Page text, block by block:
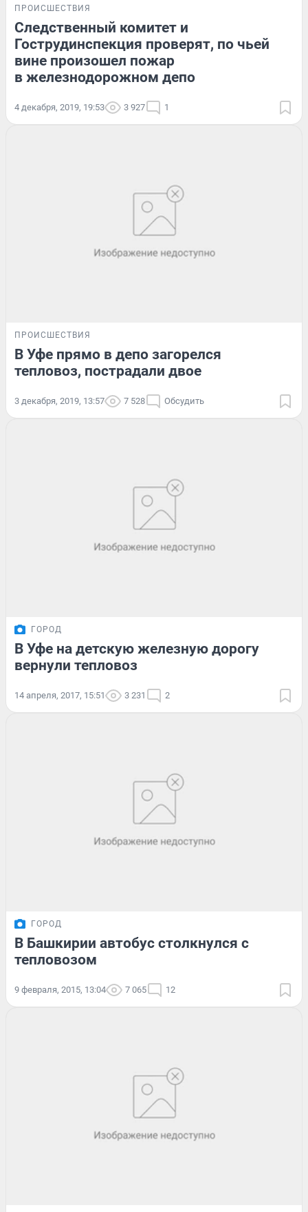
ПРОИСШЕСТВИЯ
Следственный комитет и
Гоcтрудинспекция проверят, по чьей
вине произошел пожар
в железнодорожном депо
4 декабря, 2019, 19:53 3 927 1
ПРОИСШЕСТВИЯ
В Уфе прямо в депо загорелся
тепловоз, пострадали двое
3 декабря, 2019, 13:57 7 528 Обсудить
ГОРОД
В Уфе на детскую железную дорогу
вернули тепловоз
14 апреля, 2017, 15:51 3 231 2
ГОРОД
В Башкирии автобус столкнулся с
тепловозом
9 февраля, 2015, 13:04 7 065 12